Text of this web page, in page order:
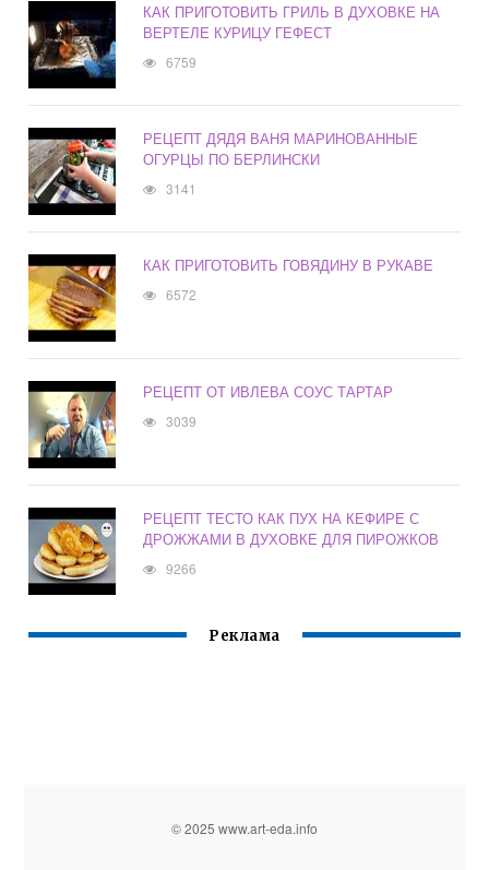
КАК ПРИГОТОВИТЬ ГРИЛЬ В ДУХОВКЕ НА
ВЕРТЕЛЕ КУРИЦУ ГЕФЕСТ
6759
РЕЦЕПТ ДЯДЯ ВАНЯ МАРИНОВАННЫЕ
ОГУРЦЫ ПО БЕРЛИНСКИ
3141
КАК ПРИГОТОВИТЬ ГОВЯДИНУ В РУКАВЕ
6572
РЕЦЕПТ ОТ ИВЛЕВА СОУС ТАРТАР
3039
РЕЦЕПТ ТЕСТО КАК ПУХ НА КЕФИРЕ С
ДРОЖЖАМИ В ДУХОВКЕ ДЛЯ ПИРОЖКОВ
9266
Реклама
© 2025 www.art-eda.info